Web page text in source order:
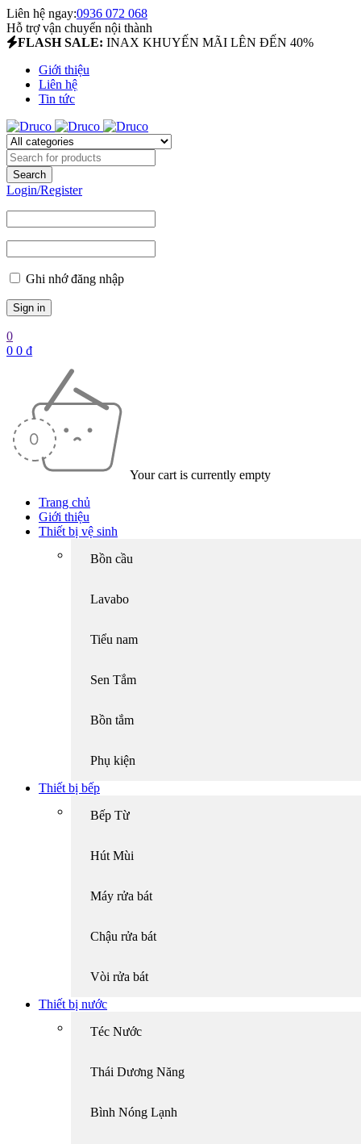
Liên hệ ngay:0936 072 068
Hỗ trợ vận chuyển nội thành
FLASH SALE: INAX KHUYẾN MÃI LÊN ĐẾN 40%
Giới thiệu
Liên hệ
Tin tức
Login/Register
Ghi nhớ đăng nhập
0
0 0 ₫
Your cart is currently empty
Trang chủ
Giới thiệu
Thiết bị vệ sinh
Bồn cầu
Lavabo
Tiểu nam
Sen Tắm
Bồn tắm
Phụ kiện
Thiết bị bếp
Bếp Từ
Hút Mùi
Máy rửa bát
Chậu rửa bát
Vòi rửa bát
Thiết bị nước
Téc Nước
Thái Dương Năng
Bình Nóng Lạnh